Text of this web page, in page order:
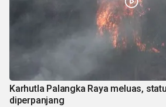
Karhutla Palangka Raya meluas,
diperpanjang